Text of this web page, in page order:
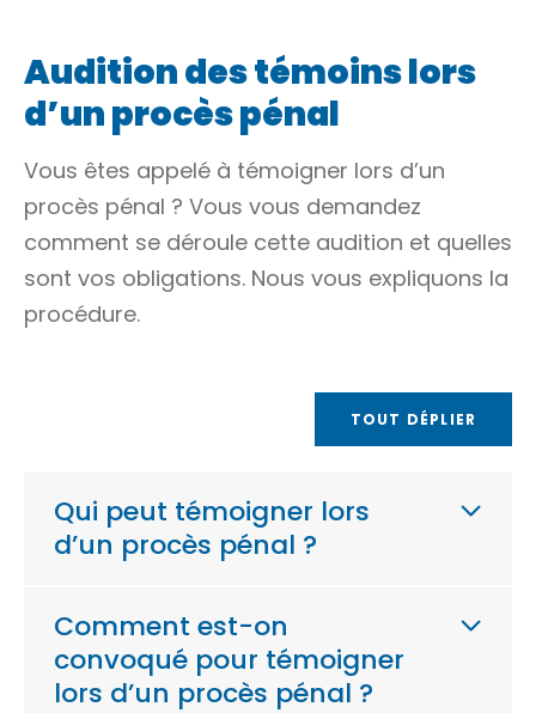
Audition des témoins lors
d’un procès pénal
Vous êtes appelé à témoigner lors d’un
procès pénal ? Vous vous demandez
comment se déroule cette audition et quelles
sont vos obligations. Nous vous expliquons la
procédure.
TOUT DÉPLIER
Qui peut témoigner lors
d’un procès pénal ?
Comment est-on
convoqué pour témoigner
lors d’un procès pénal ?